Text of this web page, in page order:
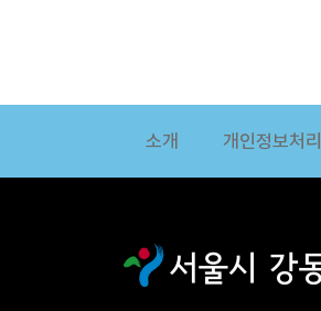
소개 개인정보처